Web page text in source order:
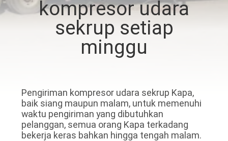
KONTROL
KUALITAS
KAMI
BERITA
kompresor udara
sekrup setiap
minggu
Pengiriman kompresor udara sekrup Kapa, ​​
baik siang maupun malam, untuk memenuhi
waktu pengiriman yang dibutuhkan
pelanggan, semua orang Kapa terkadang
bekerja keras bahkan hingga tengah malam.